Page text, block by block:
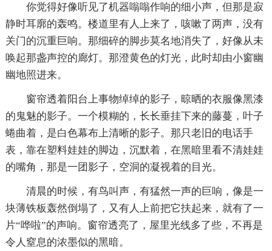
你觉得好像听见了机器嗡嗡作响的细小声，但那是寂
静时耳廓的轰鸣。楼道里有人上来了，咳嗽了两声，没有
关门的沉重巨响。那细碎的脚步莫名地消失了，好像从未
唤起那盏声控的廊灯。那澄黄色的灯光，此时却由小窗幽
幽地照进来。
窗帘透着阳台上事物绰绰的影子，晾晒的衣服像黑漆
的鬼魅的影子。一个模糊的，长长垂挂下来的藤蔓，叶子
蜷曲着，是白色幕布上清晰的影子。那只老旧的电话手
表，靠在塑料娃娃的脚边，沉默着，在黑暗里看不清娃娃
的嘴角，那是一团影子，空洞的凝视着的目光。
清晨的时候，有鸟叫声，有猛然一声的巨响，像是一
块薄铁板轰然倒塌了，又有人上前把它扶起来，就有了一
片“哗啦”的声响。窗帘透亮了，屋里光线多了些，不再是
令人窒息的浓墨似的黑暗。